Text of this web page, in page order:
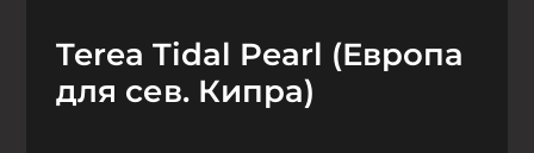
Terea Tidal Pearl (Европа
для сев. Кипра)